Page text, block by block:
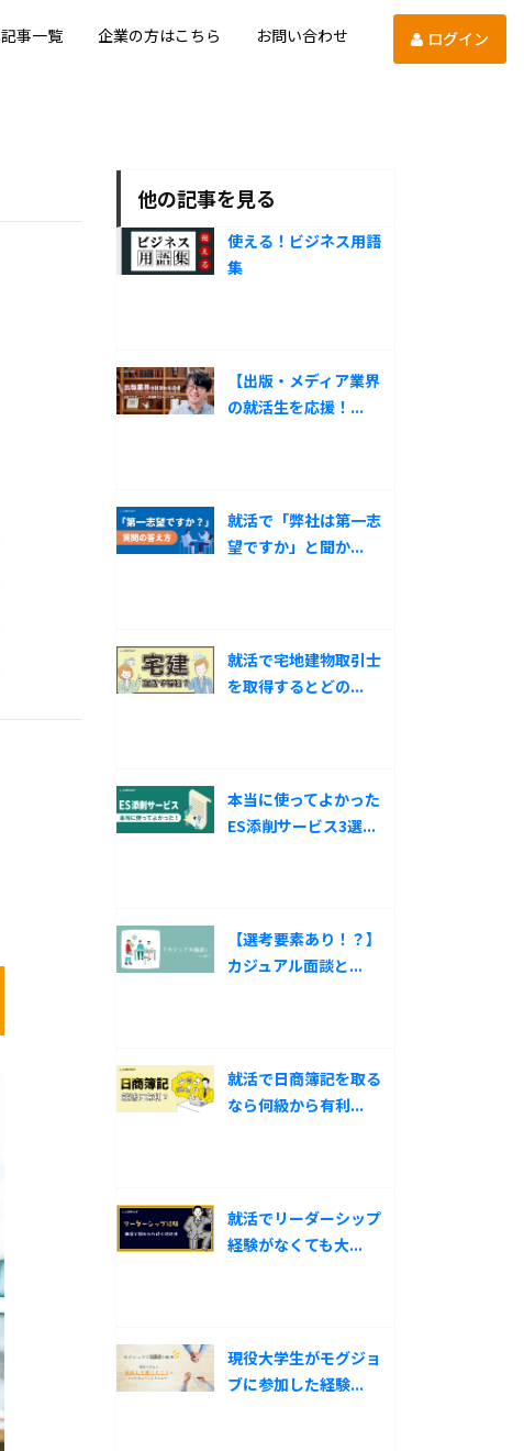
ログイン
記事一覧 企業の方はこちら お問い合わせ
他の記事を見る
使える！ビジネス用語
集
【出版・メディア業界
の就活生を応援！...
就活で「弊社は第一志
望ですか」と聞か...
就活で宅地建物取引士
を取得するとどの...
本当に使ってよかった
ES添削サービス3選...
【選考要素あり！？】
カジュアル面談と...
就活で日商簿記を取る
なら何級から有利...
就活でリーダーシップ
経験がなくても大...
現役大学生がモグジョ
ブに参加した経験...